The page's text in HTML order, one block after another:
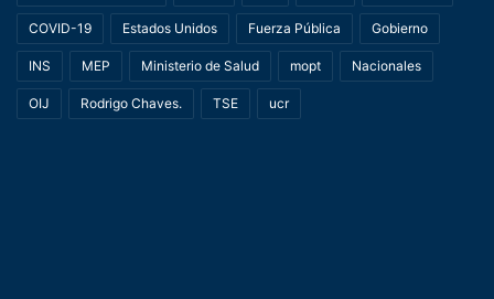
COVID-19 Estados Unidos Fuerza Pública Gobierno
INS MEP Ministerio de Salud mopt Nacionales
OIJ Rodrigo Chaves. TSE ucr